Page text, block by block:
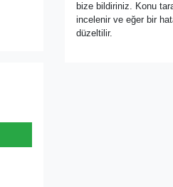
bize bildiriniz. Konu
incelenir ve eğer bir
düzeltilir.